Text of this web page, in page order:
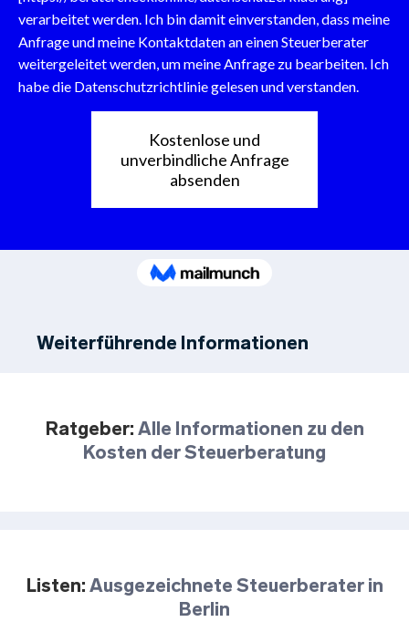
Weiterführende Informationen
Ratgeber: Alle Informationen zu den
Kosten der Steuerberatung
Listen: Ausgezeichnete Steuerberater in
Berlin